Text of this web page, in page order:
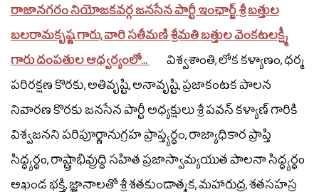
రాజానగరం నియోజకవర్గ జనసేన పార్టీ ఇంఛార్జ్ శ్రీ బత్తుల
బలరామకృష్ణ గారు, వారి సతీమణి శ్రీమతి బత్తుల వెంకటలక్ష్మీ
గారు దంపతుల ఆధ్వర్యంలో...
విశ్వశాంతి, లోక కళ్యాణం, ధర్మ
పరిరక్షణ కొరకు, అతివృష్టి, అనావృష్టి, ప్రజాకంటక పాలన
నివారణ కొరకు జనసేన పార్టీ అధ్యక్షులు శ్రీ పవన్ కళ్యాణ్ గారికి
విశ్వజనని పరిపూర్ణానుగ్రహ ప్రాప్త్యర్ధం, రాజ్యాధికార ప్రాప్తి
సిద్ధ్యర్థo, రాష్ట్రాభివ్రుద్ది సహిత ప్రజాస్వామ్యయుత పాలనా సిద్ధ్యర్థo